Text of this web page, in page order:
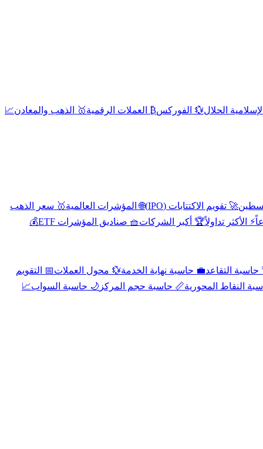
الحلال💱 الفوركس₿ العملات الرقمية🥇 الذهب والمعادن📈
🚀 تقويم الاكتتابات (IPO) 🌐 المؤشرات العالمية🥇 سعر الذهب
⚡ الأكثر تداولاً🏆 أكبر الشركات🧺 صناديق المؤشرات ETF
💰
حاسبة التقاعد💼 حاسبة نهاية الخدمة💱 محول العملات📅 التقويم
النقاط المحورية📏 حاسبة حجم المركز 🌙 حاسبة السواب📈